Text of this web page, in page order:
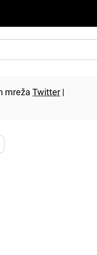
mrežaTwitter |